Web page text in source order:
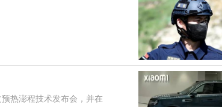
热澎程技术发布会，并在